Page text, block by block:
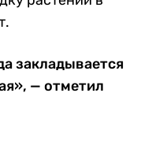
закладывается
— отметил